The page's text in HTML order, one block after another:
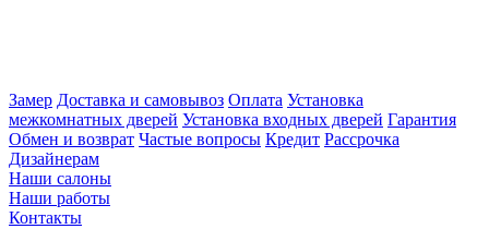
Замер Доставка и самовывоз Оплата Установка
межкомнатных дверей Установка входных дверей Гарантия
Обмен и возврат Частые вопросы Кредит Рассрочка
Дизайнерам
Наши салоны
Наши работы
Контакты